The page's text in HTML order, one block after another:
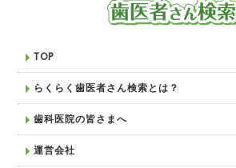
TOP
らくらく歯医者さん検索とは？
歯科医院の皆さまへ
運営会社